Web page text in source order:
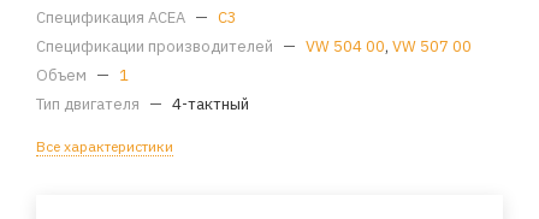
Спецификация ACEA — C3
Спецификации производителей — VW 504 00, VW 507 00
Объем — 1
Тип двигателя — 4-тактный
Все характеристики